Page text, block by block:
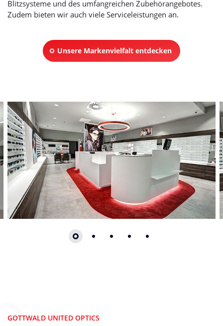
Blitzsysteme und des umfangreichen Zubehörangebotes.
Zudem bieten wir auch viele Serviceleistungen an.
Unsere Markenvielfalt entdecken
Slider überspringen
GOTTWALD UNITED OPTICS